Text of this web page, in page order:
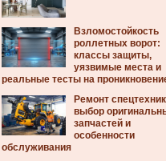
Взломостойкость
роллетных ворот:
классы защиты,
уязвимые места и
реальные тесты на
Ремонт
выбор
запчастей и
особенности
обслуживания